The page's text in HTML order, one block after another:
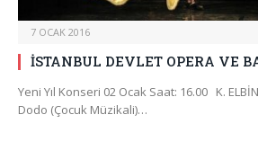
7 OCAK 2016
İSTANBUL DEVLET OPERA VE
Yeni Yıl Konseri 02 Ocak Saat: 16.00 K.
Dodo (Çocuk Müzikali)…